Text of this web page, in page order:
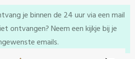
je binnen de 24 uur via een mail
ontvangen? Neem een kijkje bij je
emails.